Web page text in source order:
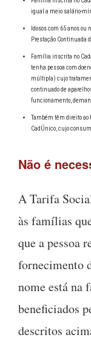
igual a meio salário-
Idosos com 65 anos
Prestação Continuada
Família inscrita no
tenha pessoa com
múltipla) cujo
continuado de
funcionamento,
Também têm direito
CadÚnico, cujo
Não é
A Tarifa
às famílias
que a pessoa
fornecimento
nome está na
beneficiados
descritos